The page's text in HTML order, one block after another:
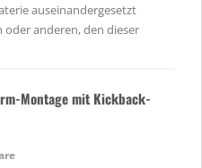
auseinandergesetzt
oder anderen, den dieser
Montage mit Kickback-